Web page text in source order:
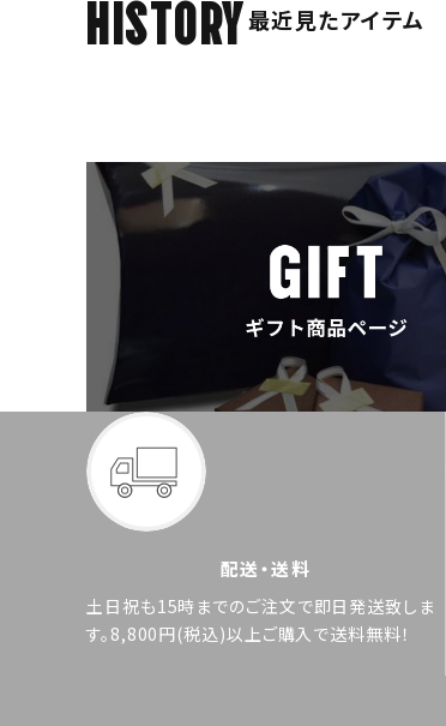
HISTORY最近見たアイテム
配送・送料
土日祝も15時までのご注文で即日発送致しま
す。8,800円(税込)以上ご購入で送料無料！